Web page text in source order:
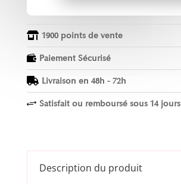
 1900 points de vente
 Paiement Sécurisé
 Livraison en 48h - 72h
+ Satisfait ou remboursé sous 14 jours
Description du produit